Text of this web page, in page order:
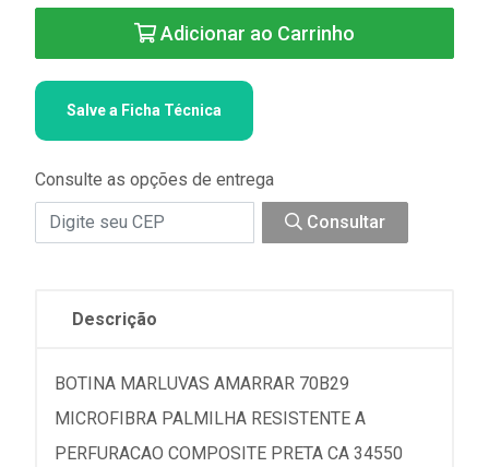
Adicionar ao Carrinho
Salve a Ficha Técnica
Consulte as opções de entrega
Consultar
Descrição
BOTINA MARLUVAS AMARRAR 70B29
MICROFIBRA PALMILHA RESISTENTE A
PERFURACAO COMPOSITE PRETA CA 34550